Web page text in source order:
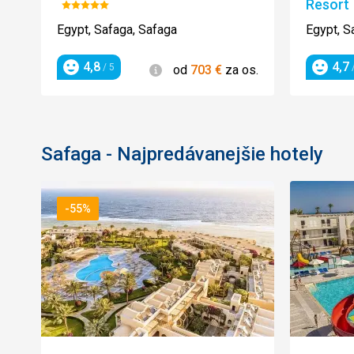
Hodnotenie:
5/5
Egypt, Safaga, Safaga
Hodnotenie
4,8 / 5 Informácie
od 703 € za os.
Resort
Egypt,
4,7
Safaga - Najpredávanejšie hotely
-55%